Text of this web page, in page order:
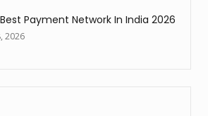
Payment Network In India 2026
2026